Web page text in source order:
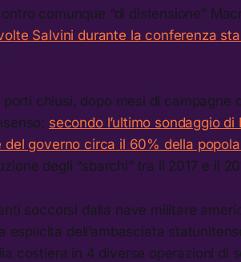
comunque “di distensione”
Salvini durante la conferenza
chiusi, dopo mesi di campagne
secondo l’ultimo sondaggio
del governo circa il 60% della
degli “sbarchi” tra il 2017 e il
soccorsi dalla nave militare
esplicita dell’ambasciata
costiera in 4 diverse operazioni di